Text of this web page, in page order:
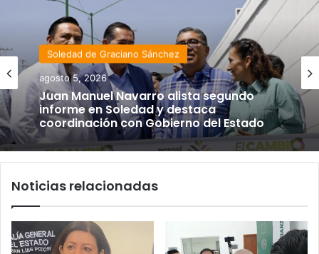
Soledad de Graciano Sánchez
agosto 5, 2026
Juan Manuel Navarro alista segundo
informe en Soledad y destaca
coordinación con Gobierno del Estado
Noticias relacionadas